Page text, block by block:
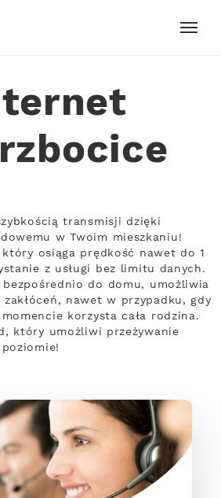
transmisji dzięki
w Twoim mieszkaniu!
osiąga prędkość nawet do 1
z usługi bez limitu danych.
do domu, umożliwia
nawet w przypadku, gdy
korzysta cała rodzina.
który umożliwi przeżywanie